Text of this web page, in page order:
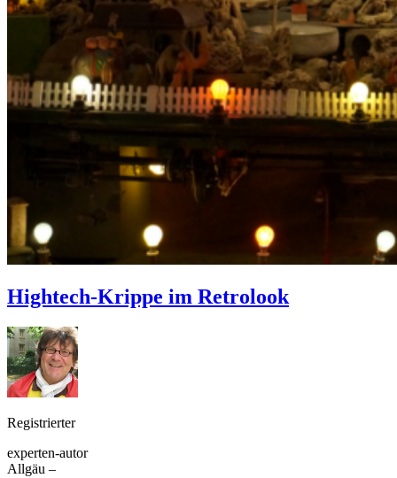
Hightech-Krippe im Retrolook
Registrierter
experten-autor
Allgäu –